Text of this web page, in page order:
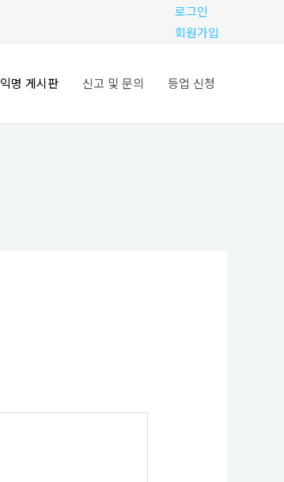
로그인
회원가입
익명 게시판 신고 및 문의 등업 신청